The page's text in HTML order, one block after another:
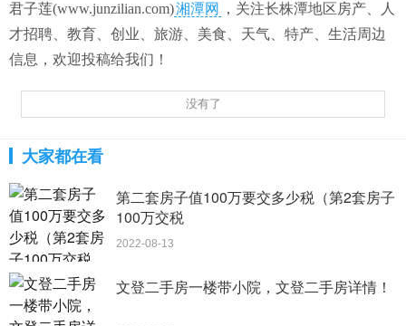
君子莲(www.junzilian.com)湘潭网
，关注长株潭地区房产、人
才招聘、教育、创业、旅游、美食、天气、特产、生活周边
信息，欢迎投稿给我们！
没有了
大家都在看
第二套房子值100万要交多少税（第2套房子
100万交税
2022-08-13
文登二手房一楼带小院，文登二手房详情！